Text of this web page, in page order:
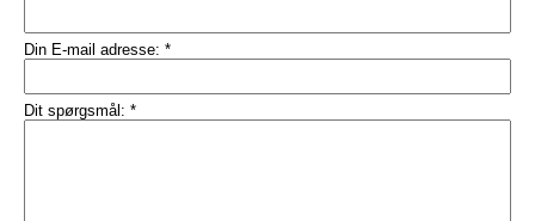
Din E-mail adresse: *
Dit spørgsmål: *